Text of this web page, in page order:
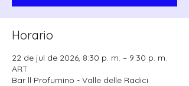
Horario
22 de jul de 2026, 8:30 p. m. – 9:30 p. m.
ART
Bar ll Profumino - Valle delle Radici